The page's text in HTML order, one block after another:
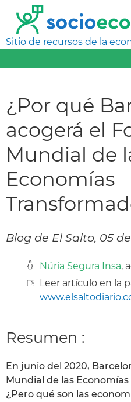
Sitio de recursos de la
¿Por qué
acogerá el
Mundial de
Economías
Blog de El Salto, 05
Núria Segura Insa,
Leer artículo en la
Resumen :
En junio del 2020,
Mundial de las Economías
¿Pero qué son las